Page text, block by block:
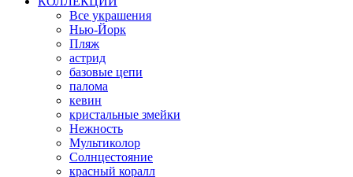
Все украшения
Нью-Йорк
Пляж
астрид
базовые цепи
палома
кевин
кристальные змейки
Нежность
Мультиколор
Солнцестояние
красный коралл